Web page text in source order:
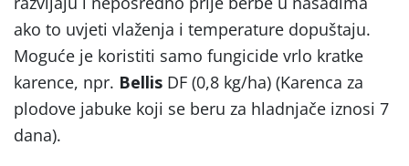
ako to uvjeti vlaženja i temperature dopuštaju.
Moguće je koristiti samo fungicide vrlo kratke
karence, npr. Bellis DF (0,8 kg/ha) (Karenca za
plodove jabuke koji se beru za hladnjače iznosi 7
dana).